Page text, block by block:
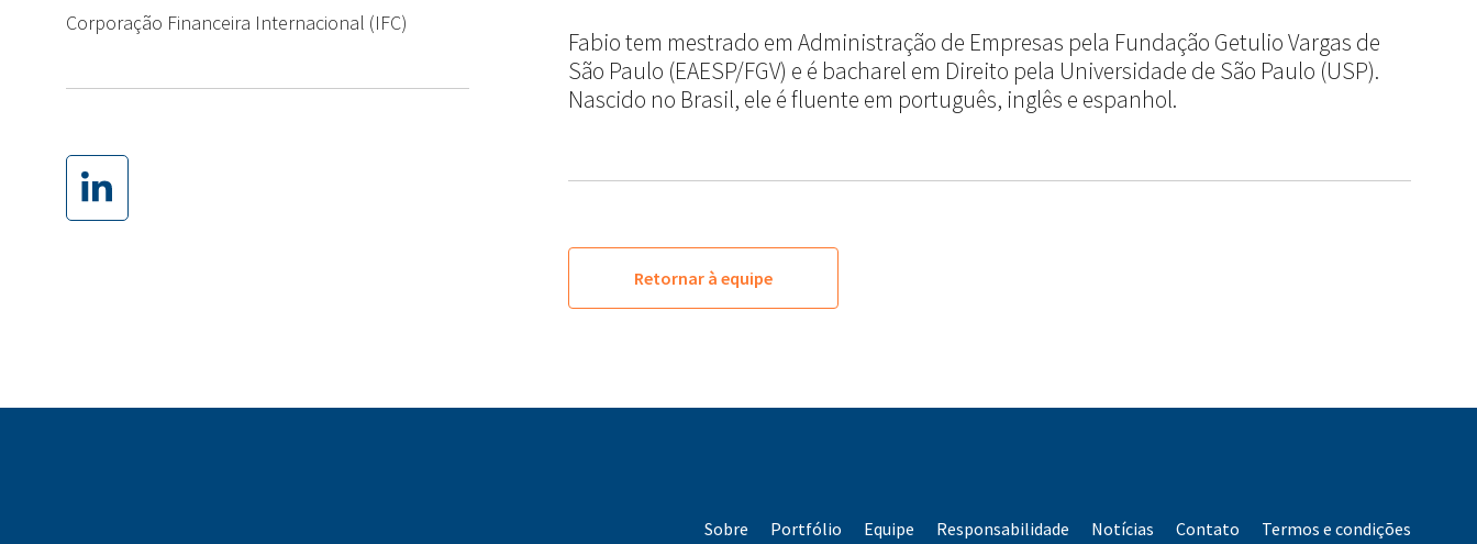
Corporação Financeira Internacional (IFC)
Fabio tem mestrado em Administração de Empresas pela Fundação Getulio Vargas de
São Paulo (EAESP/FGV) e é bacharel em Direito pela Universidade de São Paulo (USP).
Nascido no Brasil, ele é fluente em português, inglês e espanhol.
Retornar à equipe
Sobre Portfólio Equipe Responsabilidade Notícias Contato Termos e condições